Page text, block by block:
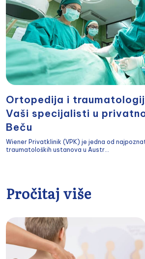
Ortopedija i
Vaši specijalisti u
Beču
Wiener Privatklinik (VPK) je jedna od
traumatoloških ustanova u Austr...
Pročitaj više